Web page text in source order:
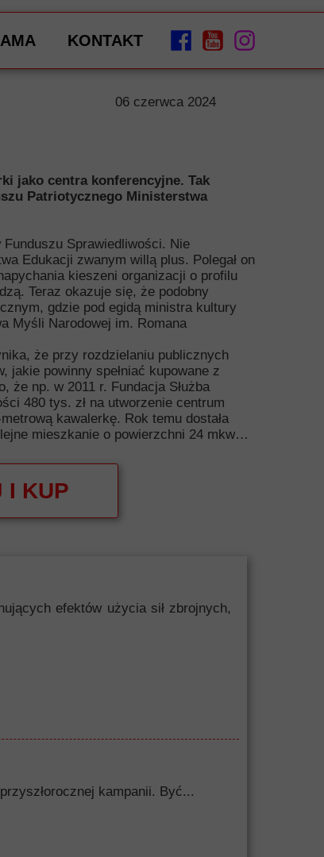
efektów użycia sił zbrojnych,
kampanii. Być...
I KUP
06 czerwca 2024
jako centra konferencyjne. Tak
Patriotycznego Ministerstwa
Sprawiedliwości. Nie
Edukacji zwanym willą plus. Polegał on
kieszeni organizacji o profilu
Teraz okazuje się, że podobny
gdzie pod egidą ministra kultury
Myśli Narodowej im. Romana
że przy rozdzielaniu publicznych
jakie powinny spełniać kupowane z
że np. w 2011 r. Fundacja Służba
480 tys. zł na utworzenie centrum
kawalerkę. Rok temu dostała
mieszkanie o powierzchni 24 mkw…
KONTAKT